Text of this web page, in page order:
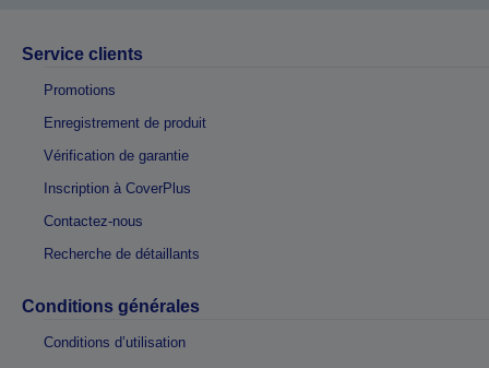
Service clients
Promotions
Enregistrement de produit
Vérification de garantie
Inscription à CoverPlus
Contactez-nous
Recherche de détaillants
Conditions générales
Conditions d’utilisation